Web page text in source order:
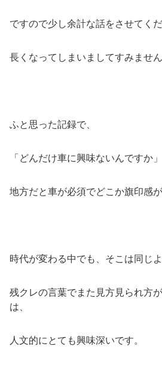
ですので少し余計な話をさせてくだ
長くなってしまいましてすみません
ふと思った記録で、
「どんだけ車に興味ないんですか
地方だと車が必須でどこか旗印感が
時代が変わる中でも、そこは同じ
残クレの言葉でまた見方見られ方
は、
人文的にとても興味深いです。